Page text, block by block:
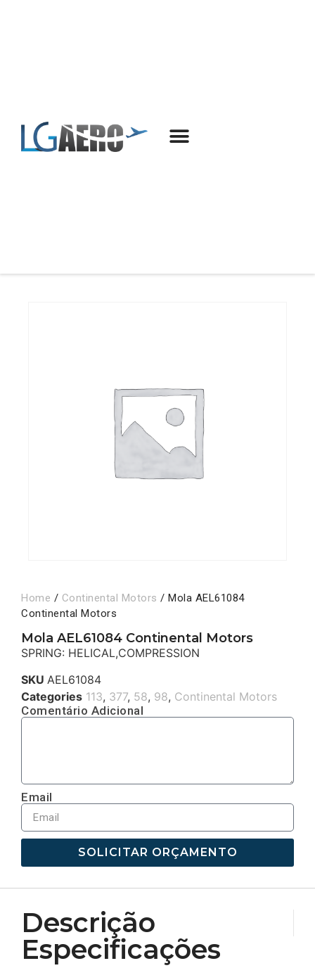
Home / Continental Motors / Mola AEL61084
Continental Motors
Mola AEL61084 Continental Motors
SPRING: HELICAL,COMPRESSION
SKU AEL61084
Categories 113, 377, 58, 98, Continental Motors
Comentário Adicional
Email
SOLICITAR ORÇAMENTO
Descrição
Especificações